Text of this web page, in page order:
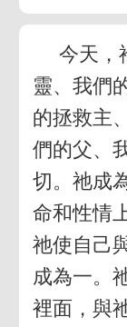
今天，
靈、我們
的拯救主
們的父、
切。祂成
命和性情
祂使自己
成為一。
裡面，與